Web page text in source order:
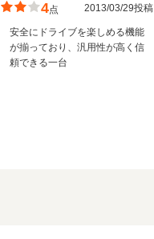
4点 2013/03/29投稿
安全にドライブを楽しめる機能
が揃っており、汎用性が高く信
頼できる一台